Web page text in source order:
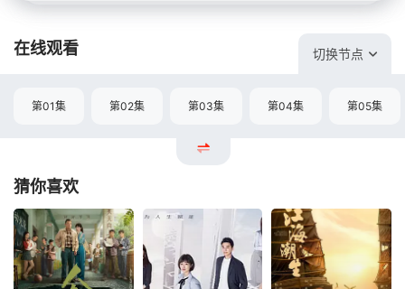
在线观看 切换节点
第01集 第02集 第03集 第04集 第05集
猜你喜欢